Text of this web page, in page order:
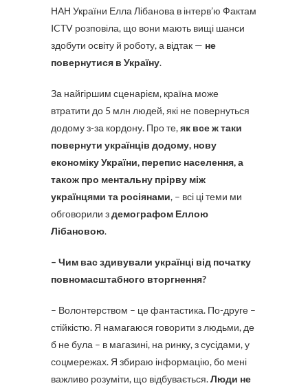
НАН України Елла Лібанова в інтерв’ю Фактам
ICTV розповіла, що вони мають вищі шанси
здобути освіту й роботу, а відтак — не
повернутися в Україну.
За найгіршим сценарієм, країна може
втратити до 5 млн людей, які не повернуться
додому з-за кордону. Про те,як все ж таки
повернути українців додому, нову
економіку України, перепис населення, а
також про ментальну прірву між
українцями та росіянами, – всі ці теми ми
обговорили здемографом Еллою
Лібановою.
– Чим вас здивували українці від початку
повномасштабного вторгнення?
– Волонтерством – це фантастика. По-друге –
стійкістю. Я намагаюся говорити з людьми, де
б не була – в магазині, на ринку, з сусідами, у
соцмережах. Я збираю інформацію, бо мені
важливо розуміти, що відбувається.Люди не